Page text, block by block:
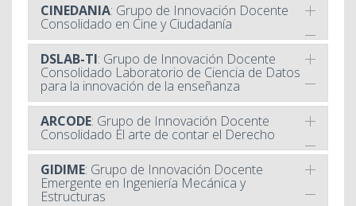
CINEDANIA: Grupo de Innovación Docente
Consolidado en Cine y Ciudadanía
DSLAB-TI: Grupo de Innovación Docente
Consolidado Laboratorio de Ciencia de Datos
para la innovación de la enseñanza
ARCODE: Grupo de Innovación Docente
Consolidado El arte de contar el Derecho
GIDIME: Grupo de Innovación Docente
Emergente en Ingeniería Mecánica y
Estructuras